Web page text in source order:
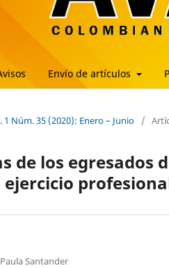
Envío de artículos
1 Núm. 35 (2020): Enero – Junio /
de los egresados
ejercicio
Santander